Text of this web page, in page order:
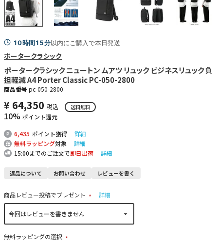
10時間15分以内にご購入で本日発送
ポータークラシック
ポータークラシック ニュートン ムアツ リュック ビジネスリュック 負
担軽減 A4 Porter Classic PC-050-2800
商品番号 pc-050-2800
¥ 64,350 税込 送料無料
10% ポイント還元
6,435 ポイント獲得
詳細
無料ラッピング対象
詳細
15:00までのご注文で即日出荷 詳細
返品について お問い合わせ レビューを書く
商品レビュー投稿でプレゼント
(
詳細
無料ラッピングの選択